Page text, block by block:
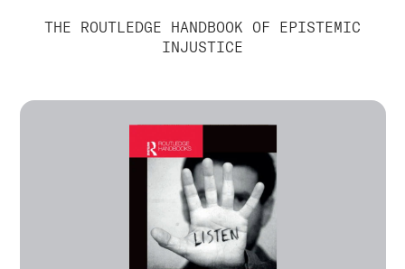
THE ROUTLEDGE HANDBOOK OF EPISTEMIC
INJUSTICE